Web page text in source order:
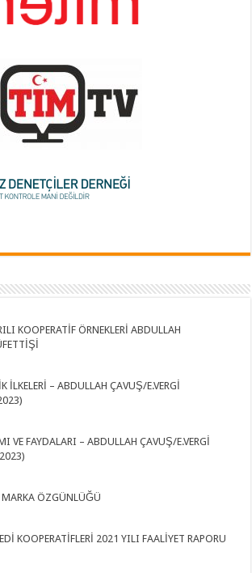
KOOPERATİF ÖRNEKLERİ ABDULLAH
İLKELERİ – ABDULLAH ÇAVUŞ/E.VERGİ
VE FAYDALARI – ABDULLAH ÇAVUŞ/E.VERGİ
MARKA ÖZGÜNLÜĞÜ
KOOPERATİFLERİ 2021 YILI FAALİYET RAPORU